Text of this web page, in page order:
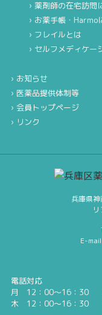
薬剤師の在宅訪問
お薬手帳・Harmo
フレイルとは
セルフメディケー
お知らせ
医薬品提供体制等
会員トップページ
リンク
兵庫県
E-
電話対応
月 12：00～16：30
木 12：00～16：30